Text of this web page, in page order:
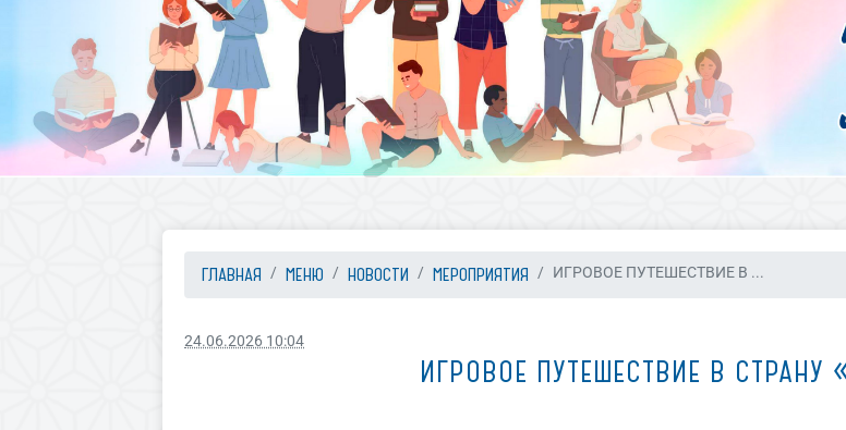
ГЛАВНАЯ МЕНЮ НОВОСТИ МЕРОПРИЯТИЯ ИГРОВОЕ ПУТЕШЕСТВИЕ В ...
24.06.2026 10:04
ИГРОВОЕ ПУТЕШЕСТВИЕ В СТРАНУ